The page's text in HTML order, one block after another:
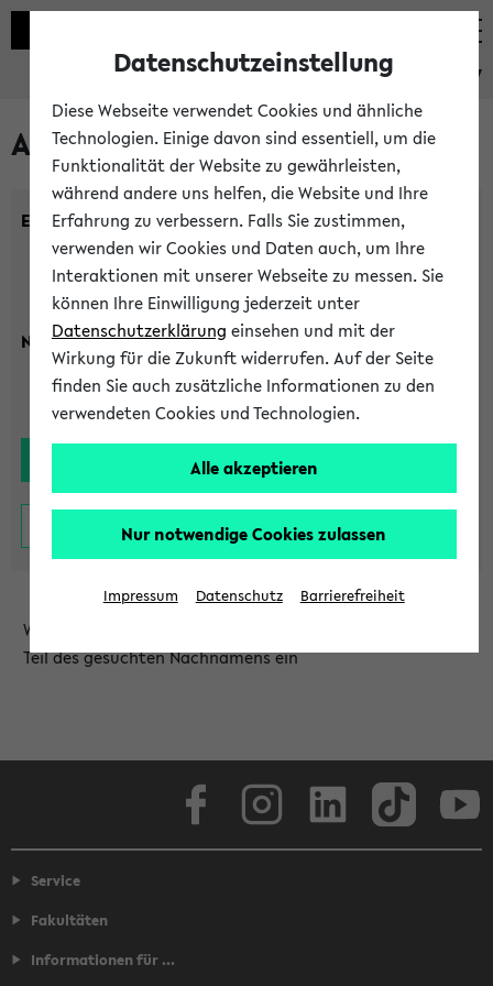
eKVV
Alle Lehrenden
Einrichtung:
Nachname:
Wählen Sie die Einrichtung aus und/oder geben Sie einen
Teil des gesuchten Nachnamens ein
Service
Fakultäten
Informationen für ...
Datenschutzeinstellung
Diese Webseite verwendet Cookies und ähnliche
Technologien. Einige davon sind essentiell, um die
Funktionalität der Website zu gewährleisten,
während andere uns helfen, die Website und Ihre
Erfahrung zu verbessern. Falls Sie zustimmen,
verwenden wir Cookies und Daten auch, um Ihre
Interaktionen mit unserer Webseite zu messen. Sie
können Ihre Einwilligung jederzeit unter
Datenschutzerklärung einsehen und mit der
Wirkung für die Zukunft widerrufen. Auf der Seite
finden Sie auch zusätzliche Informationen zu den
verwendeten Cookies und Technologien.
Alle akzeptieren
Nur notwendige Cookies zulassen
Impressum Datenschutz Barrierefreiheit